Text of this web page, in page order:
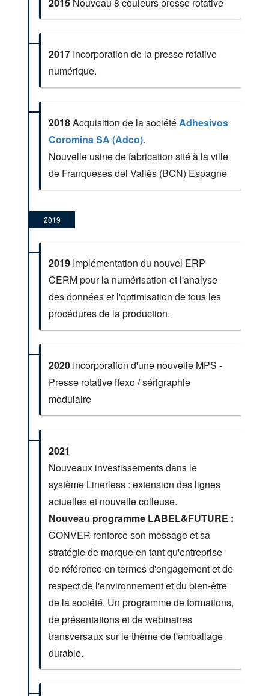
2017Incorporation de la presse rotative
numérique.
2018Acquisition de la sociétéAdhesivos
Coromina SA (Adco).
Nouvelle usine de fabrication sité à la ville
de Franqueses del Vallès (BCN) Espagne
2019
2019Implémentation du nouvel ERP
CERM pour la numérisation et l'analyse
des données et l'optimisation de tous les
procédures de la production.
2020Incorporation d'une nouvelle MPS -
Presse rotative flexo / sérigraphie
modulaire
2021
Nouveaux investissements dans le
système Linerless : extension des lignes
actuelles et nouvelle colleuse.
Nouveau programme LABEL&FUTURE :
CONVER renforce son message et sa
stratégie de marque en tant qu'entreprise
de référence en termes d'engagement et de
respect de l'environnement et du bien-être
de la société. Un programme de formations,
de présentations et de webinaires
transversaux sur le thème de l'emballage
durable.